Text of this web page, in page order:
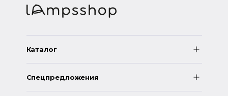
Каталог
Спецпредложения